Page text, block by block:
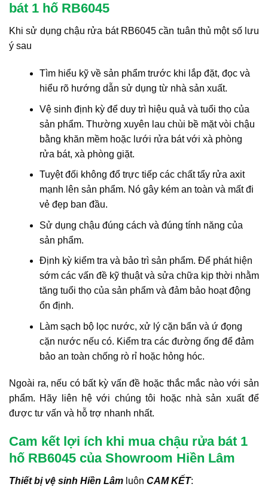
bát 1 hố RB6045
Khi sử dụng chậu rửa bát RB6045 cần tuân thủ một số lưu
ý sau
Tìm hiểu kỹ về sản phẩm trước khi lắp đặt, đọc và
hiểu rõ hướng dẫn sử dụng từ nhà sản xuất.
Vệ sinh định kỳ để duy trì hiệu quả và tuổi thọ của
sản phẩm. Thường xuyên lau chùi bề mặt vòi chậu
bằng khăn mềm hoặc lưới rửa bát với xà phòng
rửa bát, xà phòng giặt.
Tuyệt đối không đổ trực tiếp các chất tẩy rửa axit
mạnh lên sản phẩm. Nó gây kém an toàn và mất đi
vẻ đẹp ban đầu.
Sử dụng chậu đúng cách và đúng tính năng của
sản phẩm.
Định kỳ kiểm tra và bảo trì sản phẩm. Để phát hiện
sớm các vấn đề kỹ thuật và sửa chữa kịp thời nhằm
tăng tuổi thọ của sản phẩm và đảm bảo hoạt động
ổn định.
Làm sạch bộ lọc nước, xử lý cặn bẩn và ứ đọng
cặn nước nếu có. Kiểm tra các đường ống để đảm
bảo an toàn chống rò rỉ hoặc hỏng hóc.
Ngoài ra, nếu có bất kỳ vấn đề hoặc thắc mắc nào với sản
phẩm. Hãy liên hệ với chúng tôi hoặc nhà sản xuất để
được tư vấn và hỗ trợ nhanh nhất.
Cam kết lợi ích khi mua chậu rửa bát 1
hố RB6045 của Showroom Hiền Lâm
Thiết bị vệ sinh Hiền Lâm luôn CAM KẾT: